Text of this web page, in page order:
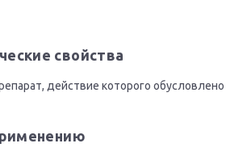
свойства
действие которого